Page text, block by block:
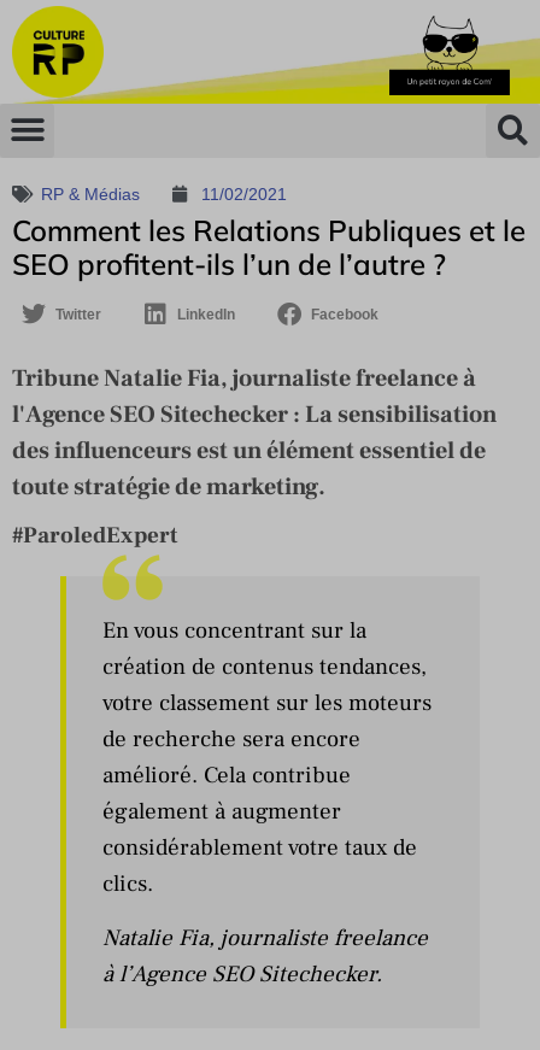
RP & Médias 11/02/2021
Comment les Relations Publiques et le
SEO profitent-ils l’un de l’autre ?
Twitter LinkedIn Facebook
Tribune Natalie Fia, journaliste freelance à
l'Agence SEO Sitechecker : La sensibilisation
des influenceurs est un élément essentiel de
toute stratégie de marketing.
#ParoledExpert
En vous concentrant sur la
création de contenus tendances,
votre classement sur les moteurs
de recherche sera encore
amélioré. Cela contribue
également à augmenter
considérablement votre taux de
clics.
Natalie Fia, journaliste freelance
à l’Agence SEO Sitechecker.